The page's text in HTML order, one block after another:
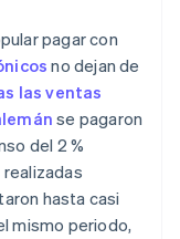
pagar con
no dejan de
las ventas
se pagaron
del 2 %
hasta casi
mismo periodo,